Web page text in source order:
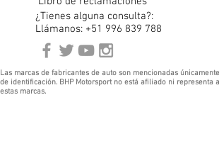
¿Tienes alguna consulta?:
Llámanos: +51 996 839 788
Las marcas de fabricantes de auto son mencionadas
de identificación. BHP Motorsport no está afiliado ni representa
estas marcas.